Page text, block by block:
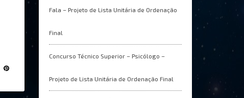
Fala – Projeto de Lista Unitária de Ordenação
Final
Concurso Técnico Superior – Psicólogo –
Projeto de Lista Unitária de Ordenação Final